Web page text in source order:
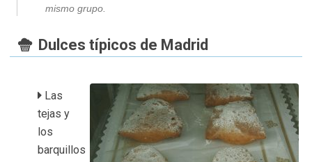
mismo grupo.
Dulces típicos de Madrid
Las
tejas y
los
barquillos